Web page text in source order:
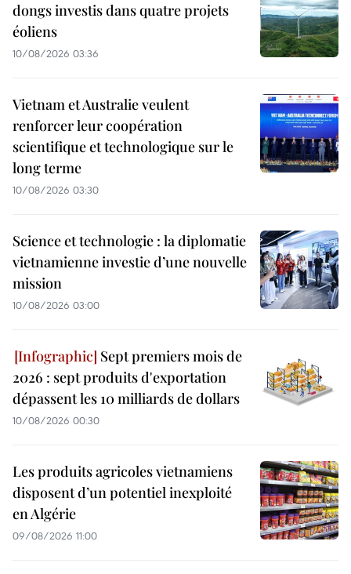
dongs investis dans quatre projets
éoliens
10/08/2026 03:36
Vietnam et Australie veulent
renforcer leur coopération
scientifique et technologique sur le
long terme
10/08/2026 03:30
Science et technologie : la diplomatie
vietnamienne investie d’une nouvelle
mission
10/08/2026 03:00
Sept premiers mois de
2026 : sept produits d'exportation
dépassent les 10 milliards de dollars
10/08/2026 00:30
Les produits agricoles vietnamiens
disposent d’un potentiel inexploité
en Algérie
09/08/2026 11:00